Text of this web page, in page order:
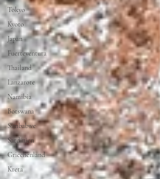
Tokyo
Kyoto
Japan
Fuerteventura
Thailand
Lanzarote
Namibia
Botswana
Simbabwe
Sardinien
Griechenland
Kreta